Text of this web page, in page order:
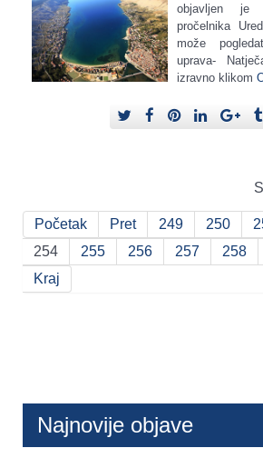
objavljen je
pročelnika
može
uprava-
izravno klikom
Početak Pret 249 250
254
255 256 257 258
Kraj
Najnovije objave